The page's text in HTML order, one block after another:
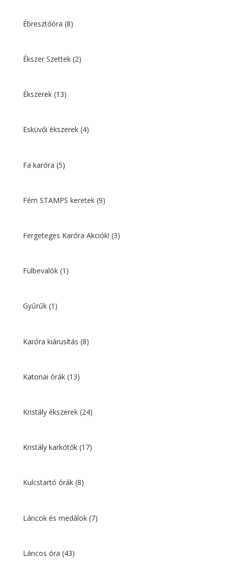
Ébresztőóra (8)
Ékszer Szettek (2)
Ékszerek (13)
Esküvői ékszerek (4)
Fa karóra (5)
Fém STAMPS keretek (9)
Fergeteges Karóra Akciók! (3)
Fülbevalók (1)
Gyűrűk (1)
Karóra kiárusítás (8)
Katonai órák (13)
Kristály ékszerek (24)
Kristály karkötők (17)
Kulcstartó órák (8)
Láncok és medálok (7)
Láncos óra (43)